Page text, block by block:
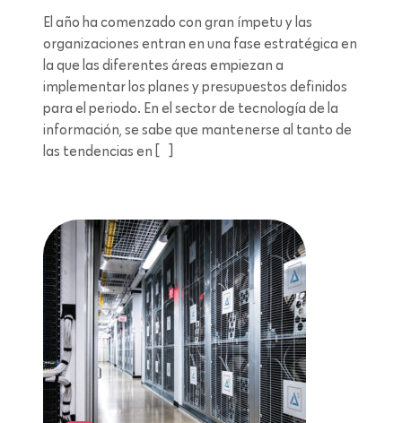
El año ha comenzado con gran ímpetu y las
organizaciones entran en una fase estratégica en
la que las diferentes áreas empiezan a
implementar los planes y presupuestos definidos
para el periodo. En el sector de tecnología de la
información, se sabe que mantenerse al tanto de
las tendencias en […]